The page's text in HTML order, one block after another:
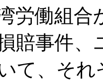
労働組合
賠事件
て、そ